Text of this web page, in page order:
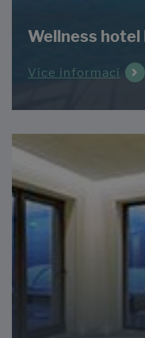
Wellness hotel
Více informací